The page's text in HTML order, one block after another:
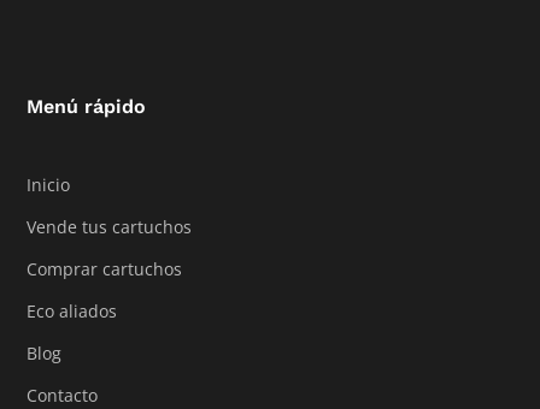
Menú rápido
Inicio
Vende tus cartuchos
Comprar cartuchos
Eco aliados
Blog
Contacto